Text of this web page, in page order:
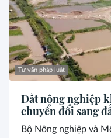
Tư vấn pháp luật
Đất nông nghiệp
chuyển đổi sang
Bộ Nông nghiệp và